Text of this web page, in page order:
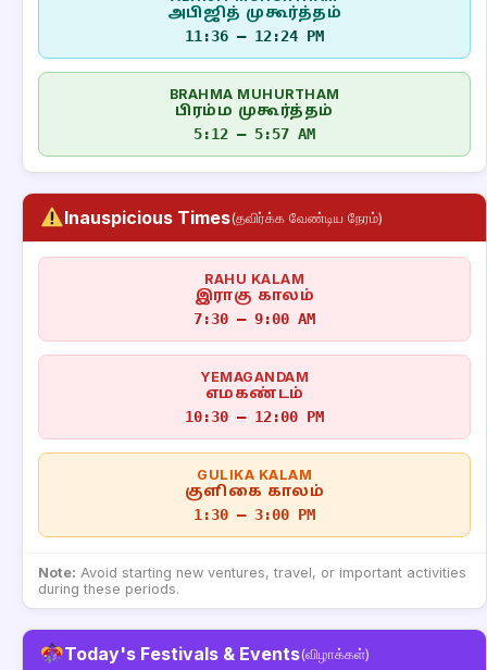
அபிஜித் முகூர்த்தம்
11:36 – 12:24 PM
BRAHMA MUHURTHAM
பிரம்ம முகூர்த்தம்
5:12 – 5:57 AM
Inauspicious Times(தவிர்க்க வேண்டிய நேரம்)
RAHU KALAM
இராகு காலம்
7:30 – 9:00 AM
YEMAGANDAM
எமகண்டம்
10:30 – 12:00 PM
GULIKA KALAM
குளிகை காலம்
1:30 – 3:00 PM
Note: Avoid starting new ventures, travel, or important activities
during these periods.
Today's Festivals & Events(விழாக்கள்)